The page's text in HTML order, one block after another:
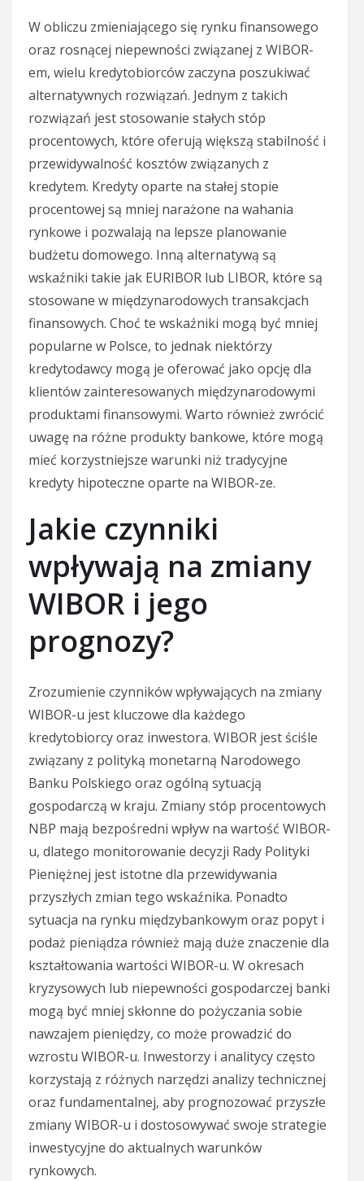
W obliczu zmieniającego się rynku finansowego
oraz rosnącej niepewności związanej z WIBOR-
em, wielu kredytobiorców zaczyna poszukiwać
alternatywnych rozwiązań. Jednym z takich
rozwiązań jest stosowanie stałych stóp
procentowych, które oferują większą stabilność i
przewidywalność kosztów związanych z
kredytem. Kredyty oparte na stałej stopie
procentowej są mniej narażone na wahania
rynkowe i pozwalają na lepsze planowanie
budżetu domowego. Inną alternatywą są
wskaźniki takie jak EURIBOR lub LIBOR, które są
stosowane w międzynarodowych transakcjach
finansowych. Choć te wskaźniki mogą być mniej
popularne w Polsce, to jednak niektórzy
kredytodawcy mogą je oferować jako opcję dla
klientów zainteresowanych międzynarodowymi
produktami finansowymi. Warto również zwrócić
uwagę na różne produkty bankowe, które mogą
mieć korzystniejsze warunki niż tradycyjne
kredyty hipoteczne oparte na WIBOR-ze.
Jakie czynniki
wpływają na zmiany
WIBOR i jego
prognozy?
Zrozumienie czynników wpływających na zmiany
WIBOR-u jest kluczowe dla każdego
kredytobiorcy oraz inwestora. WIBOR jest ściśle
związany z polityką monetarną Narodowego
Banku Polskiego oraz ogólną sytuacją
gospodarczą w kraju. Zmiany stóp procentowych
NBP mają bezpośredni wpływ na wartość WIBOR-
u, dlatego monitorowanie decyzji Rady Polityki
Pieniężnej jest istotne dla przewidywania
przyszłych zmian tego wskaźnika. Ponadto
sytuacja na rynku międzybankowym oraz popyt i
podaż pieniądza również mają duże znaczenie dla
kształtowania wartości WIBOR-u. W okresach
kryzysowych lub niepewności gospodarczej banki
mogą być mniej skłonne do pożyczania sobie
nawzajem pieniędzy, co może prowadzić do
wzrostu WIBOR-u. Inwestorzy i analitycy często
korzystają z różnych narzędzi analizy technicznej
oraz fundamentalnej, aby prognozować przyszłe
zmiany WIBOR-u i dostosowywać swoje strategie
inwestycyjne do aktualnych warunków
rynkowych.